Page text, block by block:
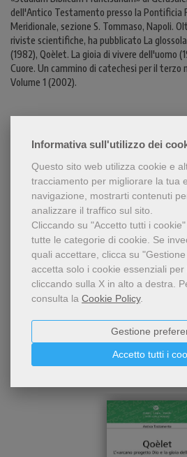
Informativa sull'utilizzo dei
Questo sito web utilizza cookie e
tracciamento per migliorare la tua
navigazione, mostrarti contenuti
analizzare il traffico sul sito.
Cliccando su "Accetto tutti i
tutte le categorie di cookie. Se
quali accettare, clicca su
accetta solo i cookie essenziali per
cliccando sulla X in alto a destra.
consulta la Cookie Policy.
Accetto tutti i
Gestione
dell'Antico Testamento presso la Pontificia
Meridionale, sezione S. Tommaso, Napoli.
riviste scientifiche, ha pubblicato La
(1982), Qoèlet. La gioia di vivere dell'uomo
Cuore. Un cammino di catechesi per il terzo
Volume 1 (2002).
Dello stesso